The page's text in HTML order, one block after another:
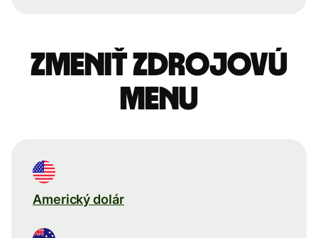
Zmeniť zdrojovú
menu
Americký dolár